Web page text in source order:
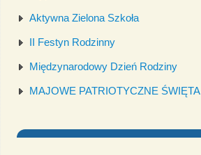
Aktywna Zielona Szkoła
II Festyn Rodzinny
Międzynarodowy Dzień Rodziny
MAJOWE PATRIOTYCZNE ŚWIĘTA